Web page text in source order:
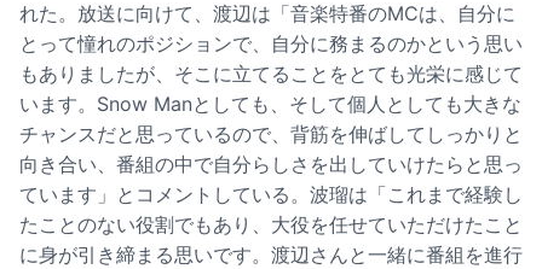
れた。放送に向けて、渡辺は「音楽特番のMCは、自分に
とって憧れのポジションで、自分に務まるのかという思い
もありましたが、そこに立てることをとても光栄に感じて
います。Snow Manとしても、そして個人としても大きな
チャンスだと思っているので、背筋を伸ばしてしっかりと
向き合い、番組の中で自分らしさを出していけたらと思っ
ています」とコメントしている。波瑠は「これまで経験し
たことのない役割でもあり、大役を任せていただけたこと
に身が引き締まる思いです。渡辺さんと一緒に番組を進行